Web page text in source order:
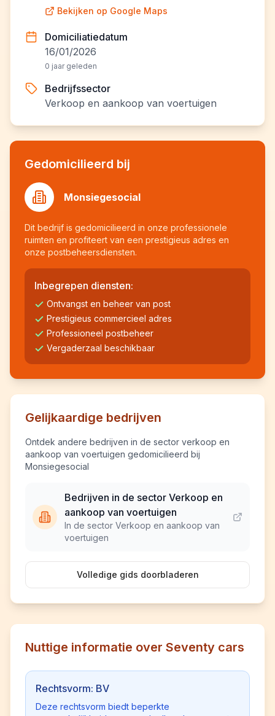
Bekijken op Google Maps
Domiciliatiedatum
16/01/2026
0 jaar geleden
Bedrijfssector
Verkoop en aankoop van voertuigen
Gedomicilieerd bij
Monsiegesocial
Dit bedrijf is gedomicilieerd in onze professionele
ruimten en profiteert van een prestigieus adres en
onze postbeheersdiensten.
Inbegrepen diensten:
Ontvangst en beheer van post
Prestigieus commercieel adres
Professioneel postbeheer
Vergaderzaal beschikbaar
Gelijkaardige bedrijven
Ontdek andere bedrijven in de sector verkoop en
aankoop van voertuigen gedomicilieerd bij
Monsiegesocial
Bedrijven in de sector Verkoop en
aankoop van voertuigen
In de sector Verkoop en aankoop van
voertuigen
Volledige gids doorbladeren
Nuttige informatie over Seventy cars
Rechtsvorm: BV
Deze rechtsvorm biedt beperkte